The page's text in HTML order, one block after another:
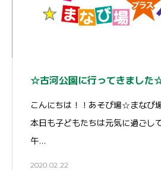
☆古河公園に行ってきました
こんにちは！！あそび場☆まなび
本日も子どもたちは元気に過ごし
午…
2020.02.22